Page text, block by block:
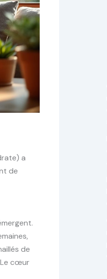
a
de
de
Le cœur